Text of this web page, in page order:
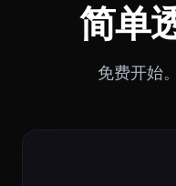
简单
免费开始